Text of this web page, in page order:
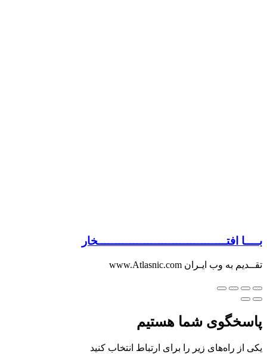
بــــا افتــــــــــــــــــــــــــــــــــــخار
تقــدیم به وب ایـران www.Atlasnic.com
پاسخگوی شما هستیم
یکی از راه‌های زیر را برای ارتباط انتخاب کنید